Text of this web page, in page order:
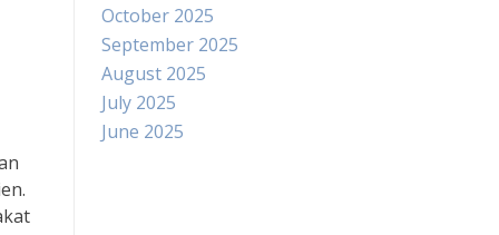
October 2025
September 2025
August 2025
July 2025
June 2025